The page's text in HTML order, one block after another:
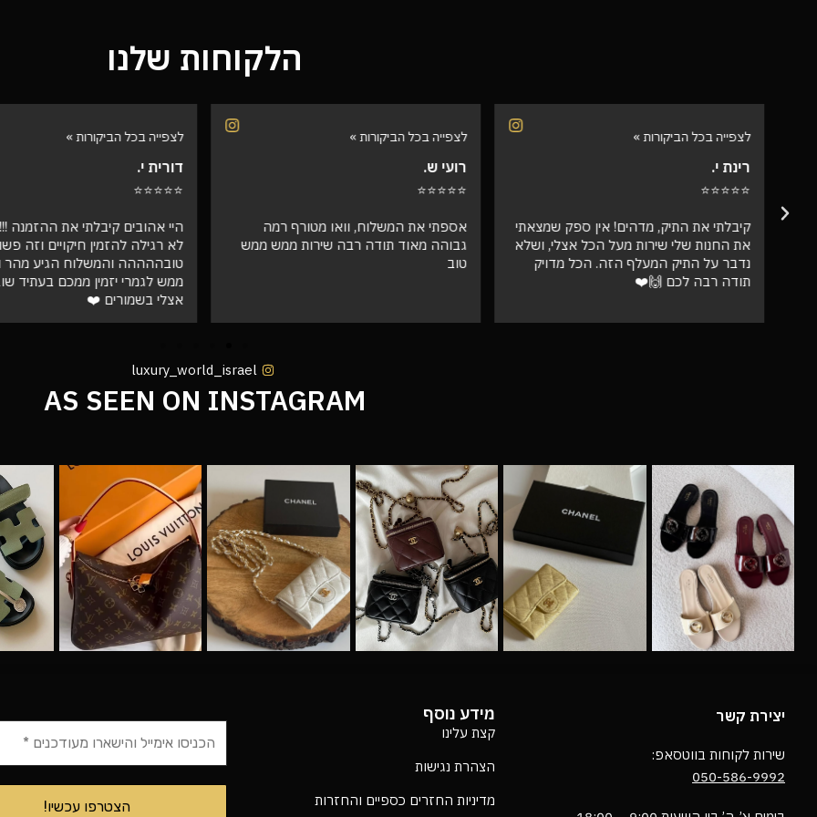
הלקוחות שלנו
לצפייה בכל הביקורות »
רינת י.
⭐⭐⭐⭐⭐
קיבלתי את התיק, מדהים! אין ספק שמצאתי
את החנות שלי שירות מעל הכל אצלי, ושלא
נדבר על התיק המעלף הזה. הכל מדויק
תודה רבה לכם 🙌❤️
לצפייה בכל הביקורות »
רועי ש.
⭐⭐⭐⭐⭐
אספתי את המשלוח, וואו מטורף רמה
גבוהה מאוד תודה רבה שירות ממש ממש
טוב
לצפייה בכל הביקורות »
דורית י.
⭐⭐⭐⭐⭐
היי אהובים קיבלתי את ההזמנה !!!
לא רגילה להזמין חיקויים וזה
טובההההה והמשלוח הגיע מהר
ממש לגמרי יזמין ממכם בעתיד
אצלי בשמורים ❤️
luxury_world_israel
AS SEEN ON INSTAGRAM
יצירת קשר
שירות לקוחות בווטסאפ:
050-586-9992
מידע נוסף
קצת עלינו
הצהרת נגישות
מדיניות החזרים כספיים והחזרות